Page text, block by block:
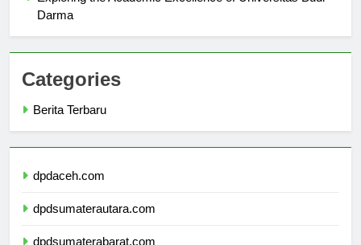
Exploring the Academic Excellence of Universitas Budi
Categories